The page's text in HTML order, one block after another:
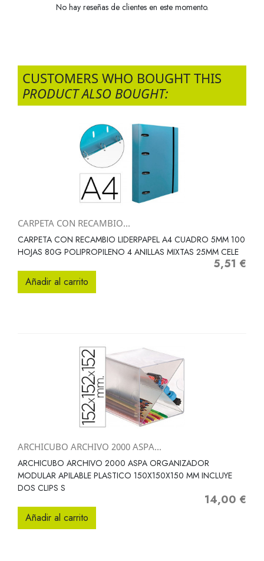
No hay reseñas de clientes en este momento.
CUSTOMERS WHO BOUGHT THIS
PRODUCT ALSO BOUGHT:
CARPETA CON RECAMBIO...
CARPETA CON RECAMBIO LIDERPAPEL A4 CUADRO 5MM 100
HOJAS 80G POLIPROPILENO 4 ANILLAS MIXTAS 25MM CELE
Precio
5,51 €
Añadir al carrito
ARCHICUBO ARCHIVO 2000 ASPA...
ARCHICUBO ARCHIVO 2000 ASPA ORGANIZADOR
MODULAR APILABLE PLASTICO 150X150X150 MM INCLUYE
DOS CLIPS S
Precio
14,00 €
Añadir al carrito